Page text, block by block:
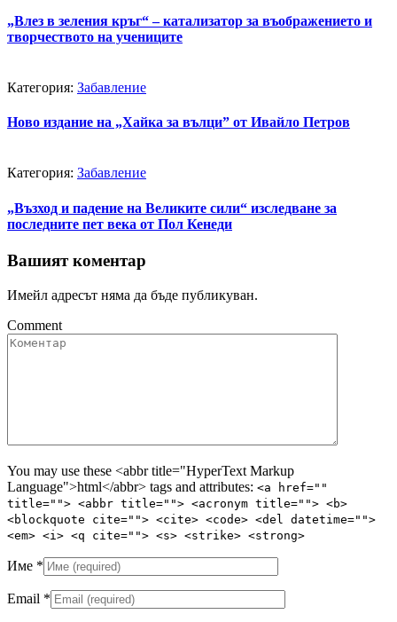
„Влез в зеления кръг“ – катализатор за въображението и
творчеството на учениците
Категория: Забавление
Ново издание на „Хайка за вълци” от Ивайло Петров
Категория: Забавление
„Възход и падение на Великите сили“ изследване за
последните пет века от Пол Кенеди
Вашият коментар
Имейл адресът няма да бъде публикуван.
Comment
You may use these <abbr title="HyperText Markup
Language">html</abbr> tags and attributes: <a href=""
title=""> <abbr title=""> <acronym title=""> <b>
<blockquote cite=""> <cite> <code> <del datetime="">
<em> <i> <q cite=""> <s> <strike> <strong>
Име *
Email *